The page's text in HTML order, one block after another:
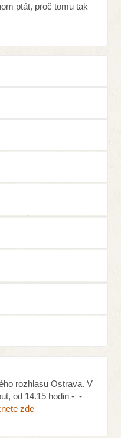
ptát, proč tomu tak
rozhlasu Ostrava. V
od 14.15 hodin - -
zde